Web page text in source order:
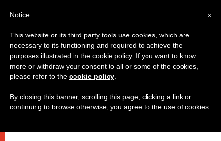
Ratzinger al Vaticano II
Il nuovo volume di Gianni Valente, edito
x
Notice
This website or its third party tools use cookies, which are
necessary to its functioning and required to achieve the
purposes illustrated in the cookie policy. If you want to know
more or withdraw your consent to all or some of the cookies,
please refer to the cookie policy
By closing this banner, scrolling this page, clicking a link or
continuing to browse otherwise, you agree to the use of cookies.